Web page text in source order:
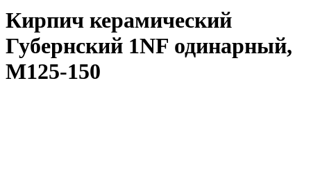
Кирпич керамический
Губернский 1NF одинарный,
М125-150